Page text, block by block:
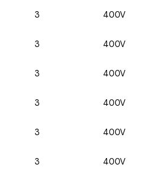
3 400V
3 400V
3 400V
3 400V
3 400V
3 400V